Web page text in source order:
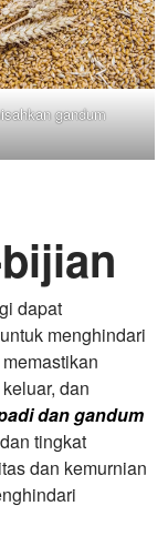
gandum
dapat
menghindari
dan
dan gandum
tingkat
dan kemurnian